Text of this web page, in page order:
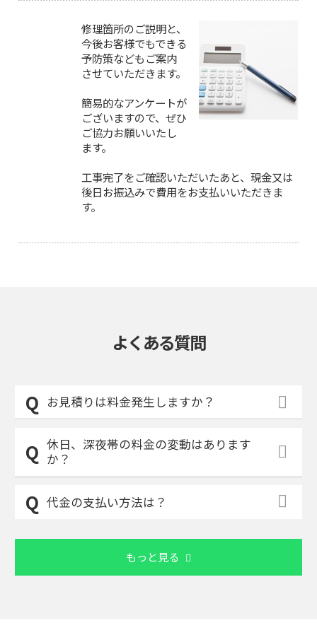
修理箇所のご説明と、
今後お客様でもできる
予防策などもご案内
させていただきます。
簡易的なアンケートが
ございますので、ぜひ
ご協力お願いいたし
ます。
工事完了をご確認いただいたあと、現金又は
後日お振込みで費用をお支払いいただきま
す。
よくある質問
お見積りは料金発生しますか？
休日、深夜帯の料金の変動はあります
か？
代金の支払い方法は？
もっと見る